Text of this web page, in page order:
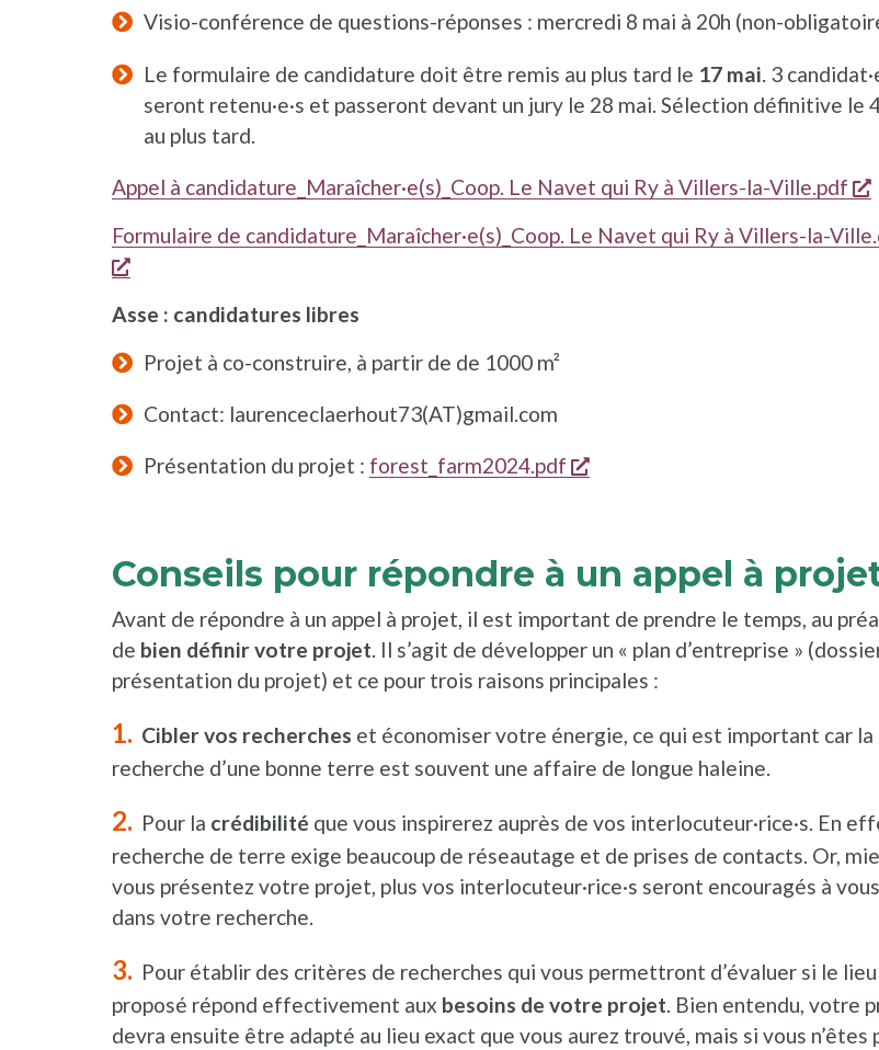
Visio-conférence de questions-réponses : mercredi 8 mai à 20h (non-
Le formulaire de candidature doit être remis au plus tard le 17 mai. 3
seront retenu·e·s et passeront devant un jury le 28 mai. Sélection définitive le
au plus tard.
Appel à candidature_Maraîcher·e(s)_Coop. Le Navet qui Ry à Villers-la-Ville.pdf
Formulaire de candidature_Maraîcher·e(s)_Coop. Le Navet qui Ry à Villers-la-
s'ouvre dans une nouvelle fenêtre
Asse : candidatures libres
Projet à co-construire, à partir de de 1000 m²
Contact: laurenceclaerhout73(AT)gmail.com
Présentation du projet : forest_farm2024.pdf s'ouvre dans une nouvelle
Conseils pour répondre à un appel à
Avant de répondre à un appel à projet, il est important de prendre le temps, au
de bien définir votre projet. Il s’agit de développer un « plan d’entreprise »
présentation du projet) et ce pour trois raisons principales :
Cibler vos recherches et économiser votre énergie, ce qui est important car la
recherche d’une bonne terre est souvent une affaire de longue haleine.
Pour la crédibilité que vous inspirerez auprès de vos interlocuteur·rice·s. En
recherche de terre exige beaucoup de réseautage et de prises de contacts. Or,
vous présentez votre projet, plus vos interlocuteur·rice·s seront encouragés à
dans votre recherche.
Pour établir des critères de recherches qui vous permettront d’évaluer si le lieu
proposé répond effectivement aux besoins de votre projet. Bien entendu, votre
devra ensuite être adapté au lieu exact que vous aurez trouvé, mais si vous n’êtes